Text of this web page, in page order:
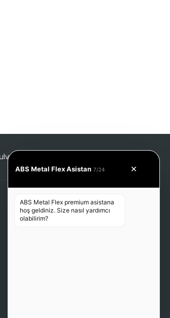
103/c Ümraniye/İstanbul
ABS Metal Flex Asistan 7/24 ✕
ABS Metal Flex premium asistana
hoş geldiniz. Size nasıl yardımcı
olabilirim?